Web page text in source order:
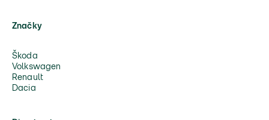
Značky
Škoda
Volkswagen
Renault
Dacia